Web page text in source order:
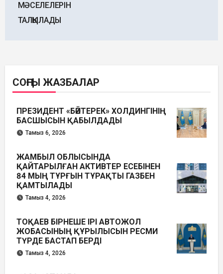
МӘСЕЛЕЛЕРІН
ТАЛҚЫЛАДЫ
СОҢҒЫ ЖАЗБАЛАР
ПРЕЗИДЕНТ «БӘЙТЕРЕК» ХОЛДИНГІНІҢ
БАСШЫСЫН ҚАБЫЛДАДЫ
Тамыз 6, 2026
ЖАМБЫЛ ОБЛЫСЫНДА
ҚАЙТАРЫЛҒАН АКТИВТЕР ЕСЕБІНЕН
84 МЫҢ ТҰРҒЫН ТҰРАҚТЫ ГАЗБЕН
ҚАМТЫЛАДЫ
Тамыз 4, 2026
ТОҚАЕВ БІРНЕШЕ ІРІ АВТОЖОЛ
ЖОБАСЫНЫҢ ҚҰРЫЛЫСЫН РЕСМИ
ТҮРДЕ БАСТАП БЕРДІ
Тамыз 4, 2026